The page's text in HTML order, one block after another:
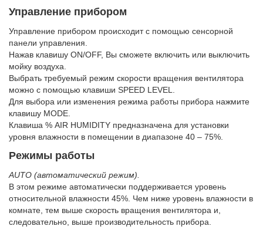
Управление прибором
Управление прибором происходит с помощью сенсорной
панели управления.
Нажав клавишу ON/OFF, Вы сможете включить или выключить
мойку воздуха.
Выбрать требуемый режим скорости вращения вентилятора
можно с помощью клавиши SPEED LEVEL.
Для выбора или изменения режима работы прибора нажмите
клавишу MODE.
Клавиша % AIR HUMIDITY предназначена для установки
уровня влажности в помещении в диапазоне 40 – 75%.
Режимы работы
AUTO (автоматический режим).
В этом режиме автоматически поддерживается уровень
относительной влажности 45%. Чем ниже уровень влажности в
комнате, тем выше скорость вращения вентилятора и,
следовательно, выше производительность прибора.